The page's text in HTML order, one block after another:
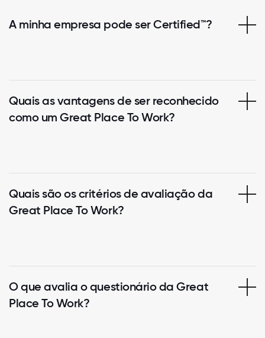
A minha empresa pode ser Certified™?
Quais as vantagens de ser reconhecido
como um Great Place To Work?
Quais são os critérios de avaliação da
Great Place To Work?
O que avalia o questionário da Great
Place To Work?